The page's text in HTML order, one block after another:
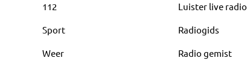
112
Sport
Weer
Luister live radio
Radiogids
Radio gemist